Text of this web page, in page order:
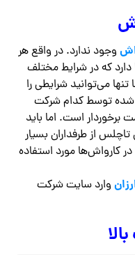
وجود ندارد. در واقع هر
که در شرایط مختلف
می‌توانید شرایطی را
شده توسط کدام شرکت
است. اما باید
از طرفداران بسیار
کارواش‌ها مورد استفاده
وارد سایت شرکت